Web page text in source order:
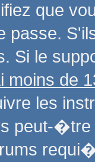
que
passe.
Si le
moins de
les
peut-